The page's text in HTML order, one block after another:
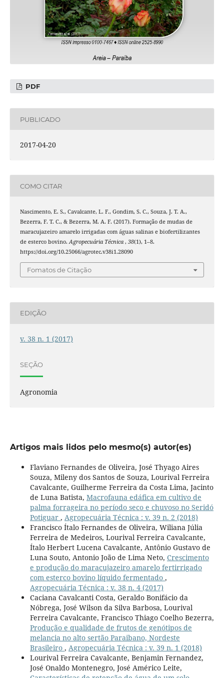
PDF
PUBLICADO
2017-04-20
COMO CITAR
Nascimento, E. S., Cavalcante, L. F., Gondim, S. C., Souza, J. T. A.,
Bezerra, F. T. C., & Bezerra, M. A. F. (2017). Formação de mudas de
maracujazeiro amarelo irrigadas com águas salinas e biofertilizantes
de esterco bovino.Agropecuária Técnica , 38(1), 1–8.
https://doi.org/10.25066/agrotec.v38i1.28090
Fomatos de Citação
EDIÇÃO
v. 38 n. 1 (2017)
SEÇÃO
Agronomia
Artigos mais lidos pelo mesmo(s) autor(es)
Flaviano Fernandes de Oliveira, José Thyago Aires
Souza, Mileny dos Santos de Souza, Lourival Ferreira
Cavalcante, Guilherme Ferreira da Costa Lima, Jacinto
de Luna Batista, Macrofauna edáfica em cultivo de
palma forrageira no período seco e chuvoso no Seridó
Potiguar , Agropecuária Técnica : v. 39 n. 2 (2018)
Francisco Ítalo Fernandes de Oliveira, Wiliana Júlia
Ferreira de Medeiros, Lourival Ferreira Cavalcante,
Ítalo Herbert Lucena Cavalcante, Antônio Gustavo de
Luna Souto, Antonio João de Lima Neto, Crescimento
e produção do maracujazeiro amarelo fertirrigado
com esterco bovino líquido fermentado ,
Agropecuária Técnica : v. 38 n. 4 (2017)
Caciana Cavalcanti Costa, Geraldo Bonifácio da
Nóbrega, José Wilson da Silva Barbosa, Lourival
Ferreira Cavalcante, Francisco Thiago Coelho Bezerra,
Produção e qualidade de frutos de genótipos de
melancia no alto sertão Paraibano, Nordeste
Brasileiro , Agropecuária Técnica : v. 39 n. 1 (2018)
Lourival Ferreira Cavalcante, Benjamin Fernandez,
José Onaldo Montenegro, José Américo Leite,